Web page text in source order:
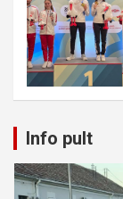
Info pult